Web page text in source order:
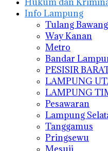
Info Lampung
Tulang Bawang
Way Kanan
Metro
Bandar
PESISIR
LAMPUNG
LAMPUNG
Pesawaran
Lampung
Tanggamus
Pringsewu